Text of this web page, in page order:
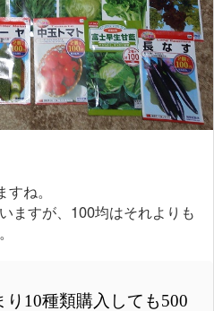
ね。
ますが、100均はそれよりも
り10種類購入しても500